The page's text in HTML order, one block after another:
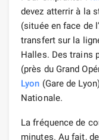
devez atterrir à la
(située en face de
transfert sur la
Halles. Des trains
(près du Grand
Lyon (Gare de
Nationale.
La fréquence de
minutes. Au fait,